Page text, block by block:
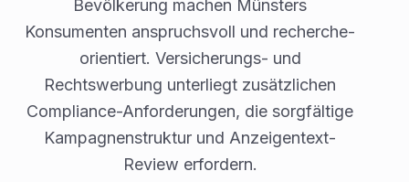
Bevölkerung machen Münsters
Konsumenten anspruchsvoll und recherche-
orientiert. Versicherungs- und
Rechtswerbung unterliegt zusätzlichen
Compliance-Anforderungen, die sorgfältige
Kampagnenstruktur und Anzeigentext-
Review erfordern.